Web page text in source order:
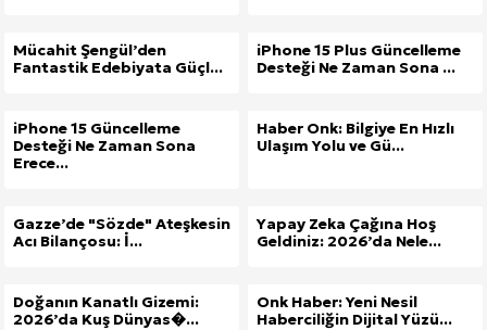
Mücahit Şengül’den
Fantastik Edebiyata Güçl...
iPhone 15 Plus Güncelleme
Desteği Ne Zaman Sona ...
iPhone 15 Güncelleme
Desteği Ne Zaman Sona
Erece...
Haber Onk: Bilgiye En Hızlı
Ulaşım Yolu ve Gü...
Gazze’de "Sözde" Ateşkesin
Acı Bilançosu: İ...
Yapay Zeka Çağına Hoş
Geldiniz: 2026’da Nele...
Doğanın Kanatlı Gizemi:
2026’da Kuş Dünyas�...
Onk Haber: Yeni Nesil
Haberciliğin Dijital Yüzü...